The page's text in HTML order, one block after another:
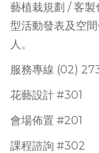
藝植栽規劃 / 客
型活動發表及空
人。
服務專線 (02)
花藝設計 #301
會場佈置 #201
課程諮詢 #302